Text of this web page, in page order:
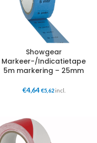
Showgear
Markeer-/Indicatietape
5m markering – 25mm
€4,64 €5,62incl.